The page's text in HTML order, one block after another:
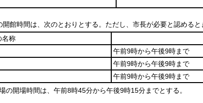
館時間は、次のとおりとする。 ただし、市長が必要と認めると
名称
午前9時から午後9時まで
午前9時から午後9時まで
午前9時から午後9時まで
開場時間は、午前8時45分から午後9時15分までとする。